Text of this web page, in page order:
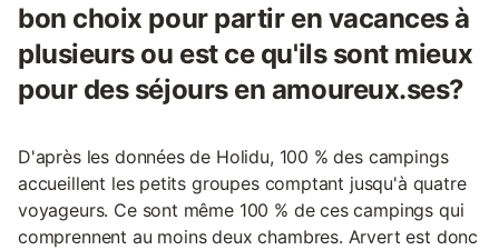
bon choix pour partir en vacances à
plusieurs ou est ce qu'ils sont mieux
pour des séjours en amoureux.ses?
D'après les données de Holidu, 100 % des campings
accueillent les petits groupes comptant jusqu'à quatre
voyageurs. Ce sont même 100 % de ces campings qui
comprennent au moins deux chambres. Arvert est donc